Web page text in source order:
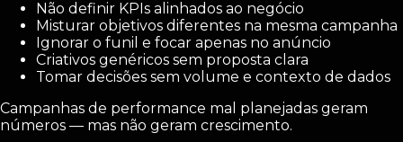
Não definir KPIs alinhados ao negócio
Misturar objetivos diferentes na mesma campanha
Ignorar o funil e focar apenas no anúncio
Criativos genéricos sem proposta clara
Tomar decisões sem volume e contexto de dados
Campanhas de performance mal planejadas geram
números — mas não geram crescimento.